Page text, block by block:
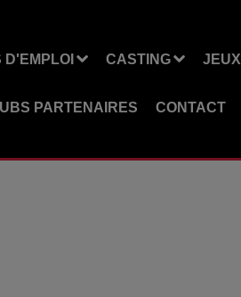
CASTING JEUX
PARTENAIRES CONTACT